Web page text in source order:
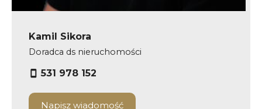
Kamil Sikora
Doradca ds nieruchomości
531 978 152
Napisz wiadomość